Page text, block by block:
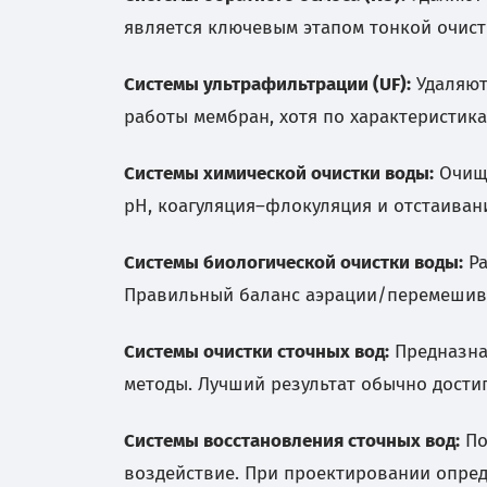
является ключевым этапом тонкой
Системы ультрафильтрации (UF):
работы мембран, хотя по
Системы химической очистки воды:
pH, коагуляция–флокуляция и
Системы биологической очистки воды:
Правильный баланс аэрации/
Системы очистки сточных вод:
методы. Лучший результат обычно
Системы восстановления сточных вод:
воздействие. При проектировании